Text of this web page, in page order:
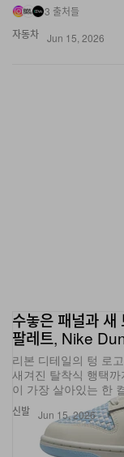
자동차 Jun 15, 2026
신발
팔레트, Nike
리본 디테일의 텅 로
새겨진 탈착식 행택
이 가장 살아있는 한
Jun 15, 2026